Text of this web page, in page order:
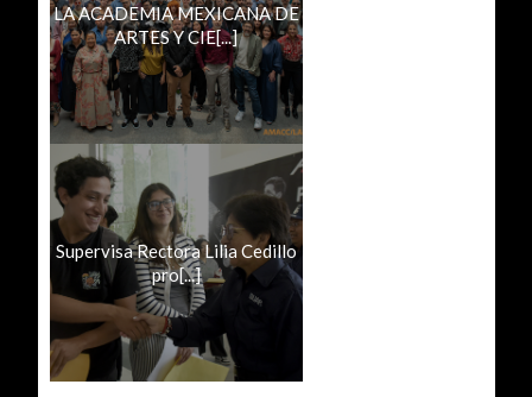
LA ACADEMIA MEXICANA DE
ARTES Y CIE[...]
Supervisa Rectora Lilia Cedillo
pro[...]